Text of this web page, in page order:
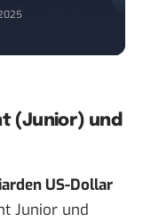
(Junior) und
US-Dollar
Junior und